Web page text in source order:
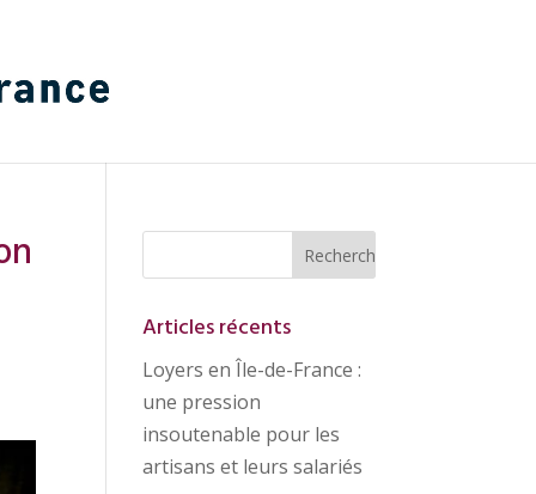
Articles récents
Loyers en Île-de-France :
une pression
insoutenable pour les
artisans et leurs salariés